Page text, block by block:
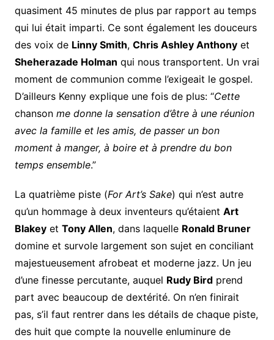
quasiment 45 minutes de plus par rapport au temps
qui lui était imparti. Ce sont également les douceurs
des voix de Linny Smith, Chris Ashley Anthonyet
Sheherazade Holman qui nous transportent. Un vrai
moment de communion comme l’exigeait le gospel.
D’ailleurs Kenny explique une fois de plus: “Cette
chanson me donne la sensation d’être à une réunion
avec la famille et les amis, de passer un bon
moment à manger, à boire et à prendre du bon
temps ensemble.”
La quatrième piste (For Art’s Sake) qui n’est autre
qu’un hommage à deux inventeurs qu’étaient Art
Blakeyet Tony Allen, dans laquelle Ronald Bruner
domine et survole largement son sujet en conciliant
majestueusement afrobeat et moderne jazz. Un jeu
d’une finesse percutante, auquel Rudy Birdprend
part avec beaucoup de dextérité. On n’en finirait
pas, s’il faut rentrer dans les détails de chaque piste,
des huit que compte la nouvelle enluminure de